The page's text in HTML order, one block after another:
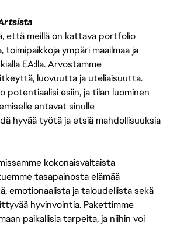
että meillä on kattava portfolio
toimipaikkoja ympäri maailmaa ja
EA:lla. Arvostamme
luovuutta ja uteliaisuutta.
potentiaalisi esiin, ja tilan luominen
antavat sinulle
hyvää työtä ja etsiä mahdollisuuksia
kokonaisvaltaista
tasapainosta elämää
emotionaalista ja taloudellista sekä
hyvinvointia. Pakettimme
paikallisia tarpeita, ja niihin voi